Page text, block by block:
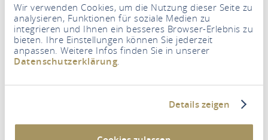
Wir verwenden Cookies, um die Nutzung dieser Seite zu
analysieren, Funktionen für soziale Medien zu
integrieren und Ihnen ein besseres Browser-Erlebnis zu
bieten. Ihre Einstellungen können Sie jederzeit
anpassen. Weitere Infos finden Sie in unserer
Datenschutzerklärung
Details zeigen